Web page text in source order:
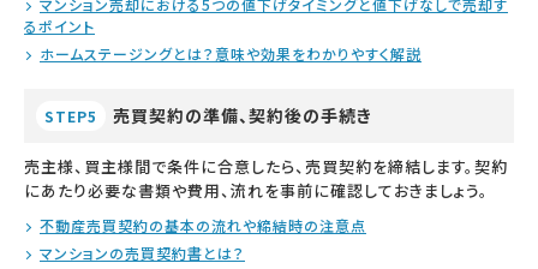
マンション売却における5つの値下げタイミングと値下げなしで売却す
るポイント
ホームステージングとは？意味や効果をわかりやすく解説
STEP5 売買契約の準備、契約後の手続き
売主様、買主様間で条件に合意したら、売買契約を締結します。契約
にあたり必要な書類や費用、流れを事前に確認しておきましょう。
不動産売買契約の基本の流れや締結時の注意点
マンションの売買契約書とは？